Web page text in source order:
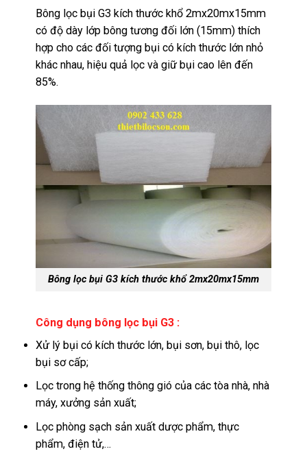
Bông lọc bụi G3 kích thước khổ 2mx20mx15mm
có độ dày lớp bông tương đối lớn (15mm) thích
hợp cho các đối tượng bụi có kích thước lớn nhỏ
khác nhau, hiệu quả lọc và giữ bụi cao lên đến
85%.
Bông lọc bụi G3 kích thước khổ 2mx20mx15mm
Công dụng bông lọc bụi G3 :
Xử lý bụi có kích thước lớn, bụi sơn, bụi thô, lọc
bụi sơ cấp;
Lọc trong hệ thống thông gió của các tòa nhà, nhà
máy, xưởng sản xuất;
Lọc phòng sạch sản xuất dược phẩm, thực
phẩm, điện tử,…